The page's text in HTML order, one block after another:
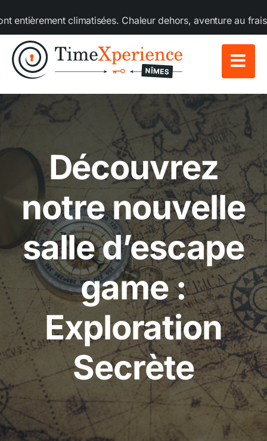
au
contenu
climatisées. Chaleur dehors, aventure au frais
Découvrez
notre nouvelle
salle d’escape
game :
Exploration
Secrète